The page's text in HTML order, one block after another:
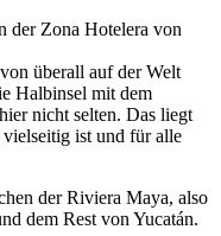
überall auf der Welt
Halbinsel mit dem
nicht selten. Das liegt
vielseitig ist und für alle
der Riviera Maya, also
dem Rest von Yucatán.